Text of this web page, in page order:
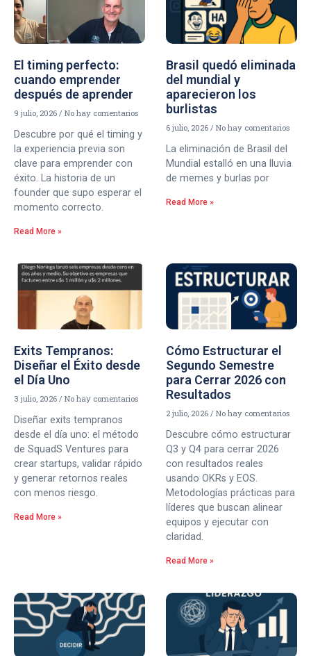
El timing perfecto:
cuando emprender
después de aprender
9 julio, 2026 No hay comentarios
Descubre por qué el timing y
la experiencia previa son
clave para emprender con
éxito. La historia de un
founder que supo esperar el
momento correcto.
Read More »
Brasil quedó eliminada
del mundial y
aparecieron los
burlistas
6 julio, 2026 No hay comentarios
La eliminación de Brasil del
Mundial estalló en una lluvia
de memes y burlas por
Read More »
Exits Tempranos:
Diseñar el Éxito desde
el Día Uno
3 julio, 2026 No hay comentarios
Diseñar exits tempranos
desde el día uno: el método
de SquadS Ventures para
crear startups, validar rápido
y generar retornos reales
con menos riesgo.
Read More »
Cómo Estructurar el
Segundo Semestre
para Cerrar 2026 con
Resultados
2 julio, 2026 No hay comentarios
Descubre cómo estructurar
Q3 y Q4 para cerrar 2026
con resultados reales
usando OKRs y EOS.
Metodologías prácticas para
líderes que buscan alinear
equipos y ejecutar con
claridad.
Read More »